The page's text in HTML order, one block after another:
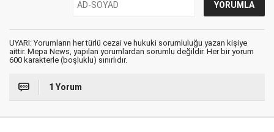
UYARI: Yorumların her türlü cezai ve hukuki sorumluluğu yazan kişiye
aittir. Mepa News, yapılan yorumlardan sorumlu değildir. Her bir yorum
600 karakterle (boşluklu) sınırlıdır.
1 Yorum